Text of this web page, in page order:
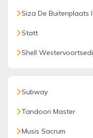
Siza De Buitenplaats
Statt
Shell
Subway
Tandoori Master
Musis Sacrum